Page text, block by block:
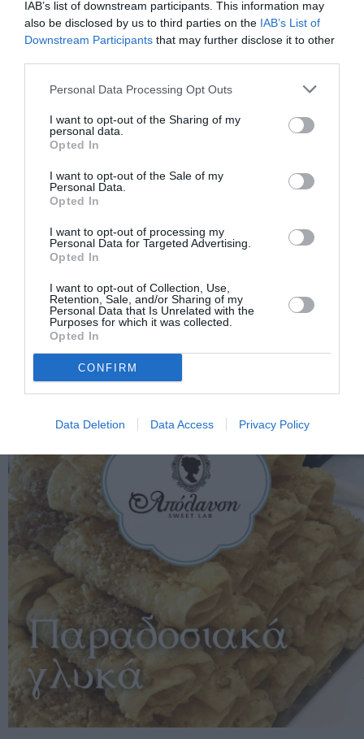
IAB’s list of downstream participants. This information may
also be disclosed by us to third parties on the IAB’s List of
Downstream Participants that may further disclose it to other
Personal Data Processing Opt Outs
I want to opt-out of the Sharing of my
personal data.
Opted In
I want to opt-out of the Sale of my
Personal Data.
Opted In
I want to opt-out of processing my
Personal Data for Targeted Advertising.
Opted In
I want to opt-out of Collection, Use,
Retention, Sale, and/or Sharing of my
Personal Data that Is Unrelated with the
Purposes for which it was collected.
Opted In
CONFIRM
Data Deletion Data Access Privacy Policy